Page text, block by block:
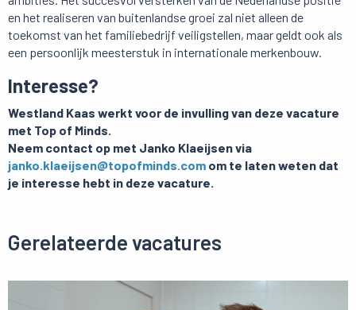
en het realiseren van buitenlandse groei zal niet alleen de
toekomst van het familiebedrijf veiligstellen, maar geldt ook als
een persoonlijk meesterstuk in internationale merkenbouw.
Interesse?
Westland Kaas werkt voor de invulling van deze vacature
met Top of Minds.
Neem contact op met Janko Klaeijsen via
janko.klaeijsen@topofminds.com om te laten weten dat
je interesse hebt in deze vacature.
Gerelateerde vacatures